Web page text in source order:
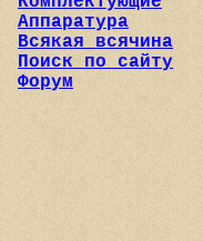
Аппаратура
Всякая всячина
Поиск по сайту
Форум